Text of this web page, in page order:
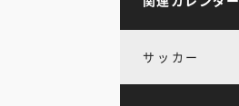
サッカー